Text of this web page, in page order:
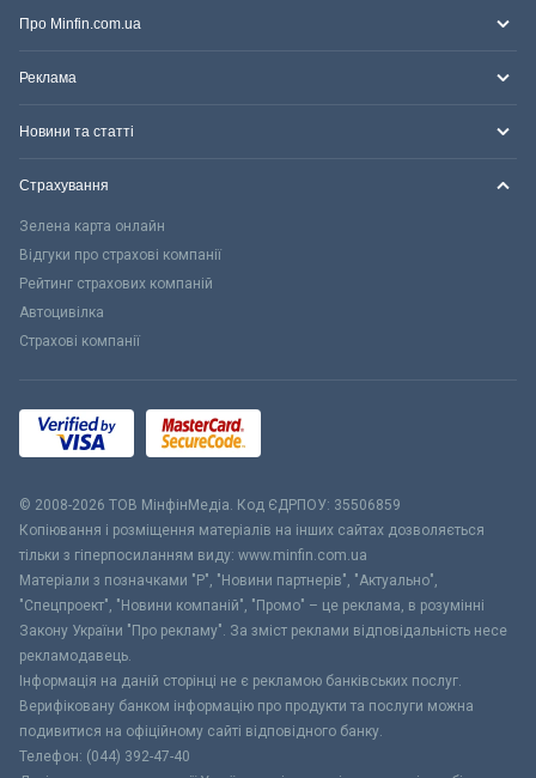
Про Minfin.com.ua
Реклама
Новини та статті
Страхування
Зелена карта онлайн
Відгуки про страхові компанії
Рейтинг страхових компаній
Автоцивілка
Страхові компанії
© 2008-2026 ТОВ МiнфiнМедiа. Код ЄДРПОУ: 35506859
Копіювання і розміщення матеріалів на інших сайтах дозволяється
тільки з гіперпосиланням виду: www.minfin.com.ua
Матеріали з позначками "Р", "Новини партнерів", "Актуально",
"Спецпроект", "Новини компаній", "Промо" – це реклама, в розумінні
Закону України "Про рекламу". За зміст реклами відповідальність несе
рекламодавець.
Інформація на даній сторінці не є рекламою банківських послуг.
Верифіковану банком інформацію про продукти та послуги можна
подивитися на офіційному сайті відповідного банку.
Телефон: (044) 392-47-40